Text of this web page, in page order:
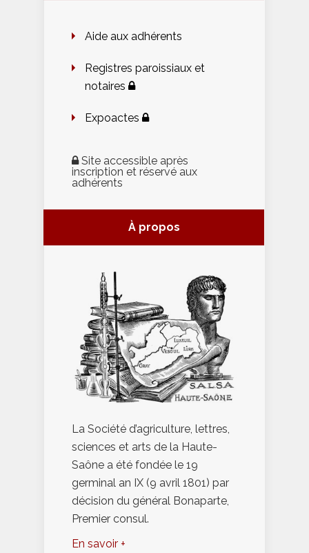
Aide aux adhérents
Registres paroissiaux et
notaires
Expoactes
Site accessible après
inscription et réservé aux
adhérents
À propos
La Société d’agriculture, lettres,
sciences et arts de la Haute-
Saône a été fondée le 19
germinal an IX (9 avril 1801) par
décision du général Bonaparte,
Premier consul.
En savoir +